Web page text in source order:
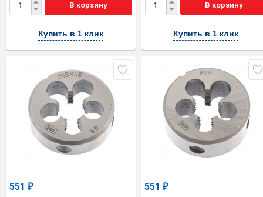
В корзину
Купить в 1 клик
В корзину
Купить в 1 клик
551 ₽ 551₽